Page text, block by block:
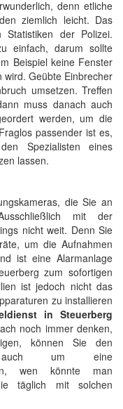
denn etliche
ziemlich leicht. Das
der Polizei.
einfach, darum sollte
Beispiel keine Fenster
Geübte Einbrecher
umsetzen. Treffen
muss danach auch
werden, um die
passender ist es,
Spezialisten eines
lassen.
die Sie an
mit der
nicht weit. Denn Sie
um die Aufnahmen
ist eine Alarmanlage
zum sofortigen
ist jedoch nicht das
zu installieren
in Steuerberg
noch immer denken,
können Sie den
um eine
wen könnte man
täglich mit solchen